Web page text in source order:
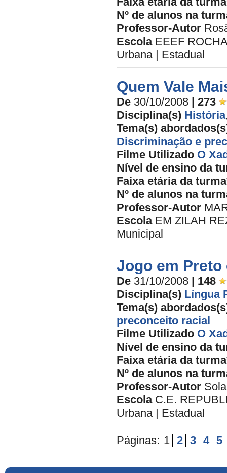
Nº de alunos na
Professor-Autor
Escola EEEF
Urbana | Estadual
Quem Vale
De 30/10/2008 | 273
Disciplina(s) História
Tema(s)
Discriminação e
Filme Utilizado O
Nível de ensino da
Faixa etária da
Nº de alunos na
Professor-Autor
Escola EM ZILAH
Municipal
Jogo em Preto
De 31/10/2008 | 148
Disciplina(s) Língua
Tema(s)
preconceito racial
Filme Utilizado O
Nível de ensino da
Faixa etária da
Nº de alunos na
Professor-Autor
Escola C.E.
Urbana | Estadual
Páginas: 1 2 3 4 5